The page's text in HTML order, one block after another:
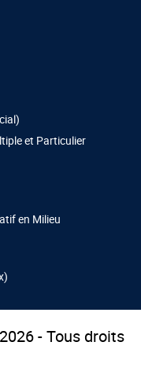
et Particulier
en Milieu
- Tous droits